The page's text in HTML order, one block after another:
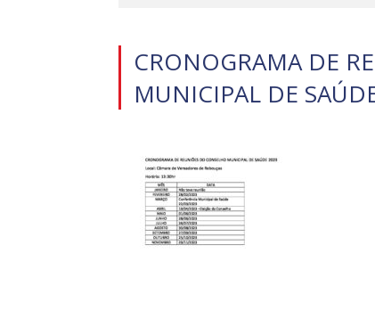
CRONOGRAMA DE
MUNICIPAL DE